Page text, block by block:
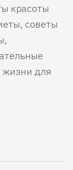
красоты
советы
жизни для